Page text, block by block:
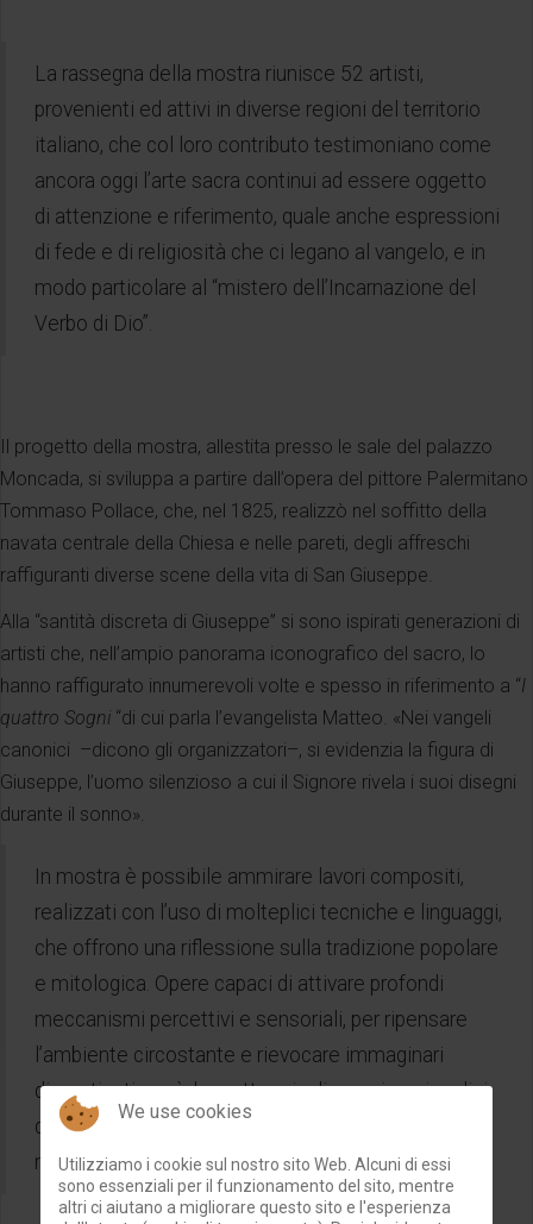
La rassegna della mostra riunisce 52 artisti,
provenienti ed attivi in diverse regioni del territorio
italiano, che col loro contributo testimoniano come
ancora oggi l’arte sacra continui ad essere oggetto
di attenzione e riferimento, quale anche espressioni
di fede e di religiosità che ci legano al vangelo, e in
modo particolare al “mistero dell’Incarnazione del
Verbo di Dio”.
Il progetto della mostra, allestita presso le sale del palazzo
Moncada, si sviluppa a partire dall’opera del pittore Palermitano
Tommaso Pollace, che, nel 1825, realizzò nel soffitto della
navata centrale della Chiesa e nelle pareti, degli affreschi
raffiguranti diverse scene della vita di San Giuseppe.
Alla “santità discreta di Giuseppe” si sono ispirati generazioni di
artisti che, nell’ampio panorama iconografico del sacro, lo
hanno raffigurato innumerevoli volte e spesso in riferimento a “I
quattro Sogni “di cui parla l’evangelista Matteo. «Nei vangeli
canonici –dicono gli organizzatori–, si evidenzia la figura di
Giuseppe, l’uomo silenzioso a cui il Signore rivela i suoi disegni
durante il sonno».
In mostra è possibile ammirare lavori compositi,
realizzati con l’uso di molteplici tecniche e linguaggi,
che offrono una riflessione sulla tradizione popolare
e mitologica. Opere capaci di attivare profondi
meccanismi percettivi e sensoriali, per ripensare
l’ambiente circostante e rievocare immaginari
dimenticati, così da mettere in discussione i codici
della conoscenza collettiva, per dare forma a una
nuova estetica per il domani.
We use cookies
Utilizziamo i cookie sul nostro sito Web. Alcuni di essi
sono essenziali per il funzionamento del sito, mentre
altri ci aiutano a migliorare questo sito e l'esperienza